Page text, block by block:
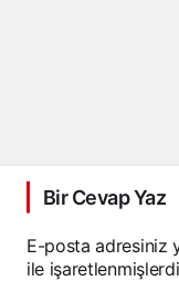
Bir Cevap Yaz
E-posta adresiniz
ile